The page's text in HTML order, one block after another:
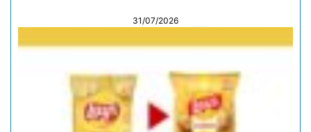
31/07/2026